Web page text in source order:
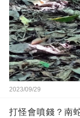
2023/09/29
打怪會噴錢？南